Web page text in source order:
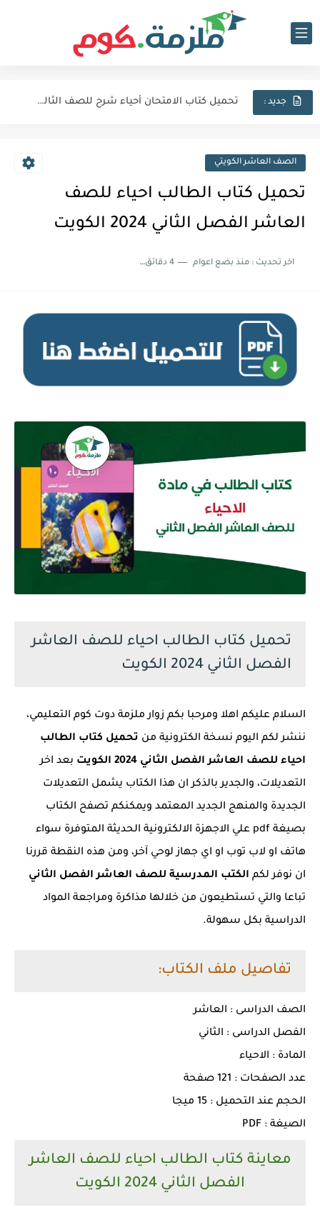
جديد : تحميل كتاب الامتحان أحياء شرح للصف الثالث الثانوي 2027 pdf
اجابات كتاب المعاصر انجليزي للصف الثالث الثانوى 2025 pdf الترم... الصف العاشر الكويتي
تحميل كتاب الطالب احياء للصف
العاشر الفصل الثاني 2024 الكويت
اخر تحديث :منذ بضع اعوام 4 دقائق للقراءة
تحميل كتاب الطالب احياء للصف العاشر
الفصل الثاني 2024 الكويت
السلام عليكم اهلا ومرحبا بكم زوار ملزمة دوت كوم التعليمي،
ننشر لكم اليوم نسخة الكترونية من تحميل كتاب الطالب
احياء للصف العاشر الفصل الثاني 2024 الكويت
بعد اخر
التعديلات، والجدير بالذكر ان هذا الكتاب يشمل التعديلات
الجديدة والمنهج الجديد المعتمد ويمكنكم تصفح الكتاب
بصيغة pdf علي الاجهزة الالكترونية الحديثة المتوفرة سواء
هاتف او لاب توب او اي جهاز لوحي آخر، ومن هذه النقطة قررنا
ان نوفر لكم الكتب المدرسية للصف العاشر الفصل الثاني
تباعا والتي تستطيعون من خلالها مذاكرة ومراجعة المواد
الدراسية بكل سهولة.
تفاصيل ملف الكتاب:
الصف الدراسى : العاشر
الفصل الدراسى : الثاني
المادة : الاحياء
عدد الصفحات : 121 صفحة
الحجم عند التحميل : 15 ميجا
الصيغة : PDF
معاينة كتاب الطالب احياء للصف العاشر
الفصل الثاني 2024 الكويت